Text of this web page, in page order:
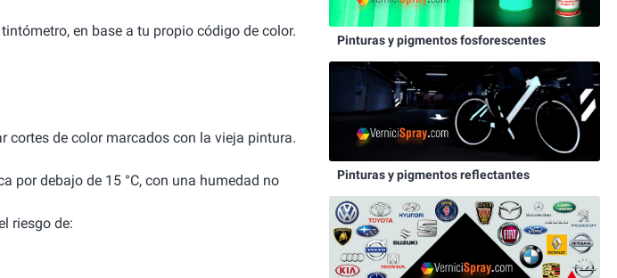
en base a tu propio código de color.
cortes de color marcados con la vieja pintura.
por debajo de 15 °C, con una humedad no
riesgo de:
Pinturas y pigmentos fosforescentes
Pinturas y pigmentos reflectantes